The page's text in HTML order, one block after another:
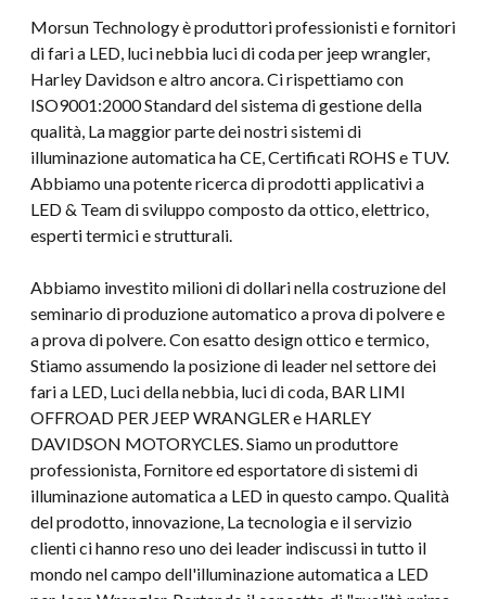
Morsun Technology è produttori professionisti e fornitori
di fari a LED, luci nebbia luci di coda per jeep wrangler,
Harley Davidson e altro ancora. Ci rispettiamo con
ISO9001:2000 Standard del sistema di gestione della
qualità, La maggior parte dei nostri sistemi di
illuminazione automatica ha CE, Certificati ROHS e TUV.
Abbiamo una potente ricerca di prodotti applicativi a
LED & Team di sviluppo composto da ottico, elettrico,
esperti termici e strutturali.
Abbiamo investito milioni di dollari nella costruzione del
seminario di produzione automatico a prova di polvere e
a prova di polvere. Con esatto design ottico e termico,
Stiamo assumendo la posizione di leader nel settore dei
fari a LED, Luci della nebbia, luci di coda, BAR LIMI
OFFROAD PER JEEP WRANGLER e HARLEY
DAVIDSON MOTORYCLES. Siamo un produttore
professionista, Fornitore ed esportatore di sistemi di
illuminazione automatica a LED in questo campo. Qualità
del prodotto, innovazione, La tecnologia e il servizio
clienti ci hanno reso uno dei leader indiscussi in tutto il
mondo nel campo dell'illuminazione automatica a LED